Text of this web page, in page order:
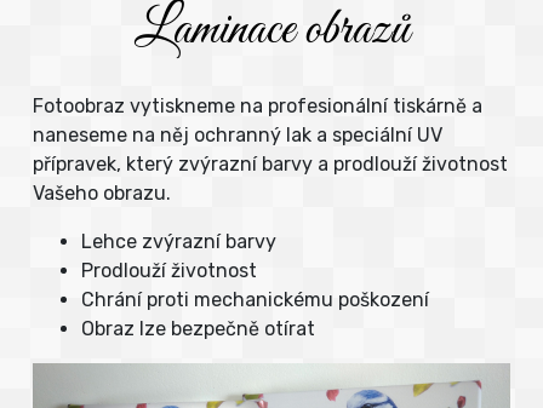
Laminace obrazů
Fotoobraz vytiskneme na profesionální tiskárně a
naneseme na něj ochranný lak a speciální UV
přípravek, který zvýrazní barvy a prodlouží životnost
Vašeho obrazu.
Lehce zvýrazní barvy
Prodlouží životnost
Chrání proti mechanickému poškození
Obraz lze bezpečně otírat